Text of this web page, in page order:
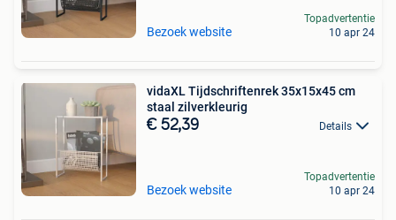
Bezoek website
Topadvertentie
10 apr 24
vidaXL Tijdschriftenrek 35x15x45 cm
staal zilverkleurig
€ 52,39 Details
Bezoek website
Topadvertentie
10 apr 24